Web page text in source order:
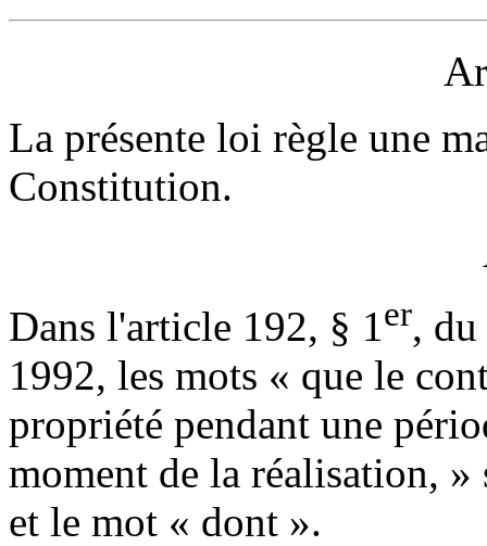
La présente loi règle une
Constitution.
Dans l'article 192, § 1er, du
1992, les mots « que le
propriété pendant une
moment de la réalisation,
et le mot « dont ».